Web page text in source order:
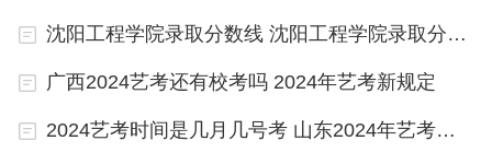
一样，分文理科。
美术高考的报考形式
1、美术联考：
沈阳工程学院录取分数线 沈阳工程学院录取分数线
广西2024艺考还有校考吗 2024年艺考新规定
2024艺考时间是几月几号考 山东2024年艺考时间表